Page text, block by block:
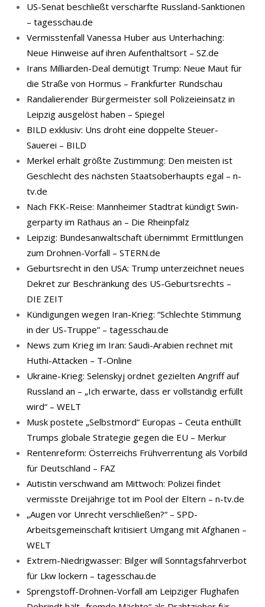
US-Senat beschließt verschärfte Russland-Sanktionen
– tagesschau.de
Vermisstenfall Vanessa Huber aus Unterhaching:
Neue Hinweise auf ihren Aufenthaltsort – SZ.de
Irans Milliarden-Deal demütigt Trump: Neue Maut für
die Straße von Hormus – Frankfurter Rundschau
Randalierender Bürgermeister soll Polizeieinsatz in
Leipzig ausgelöst haben – Spiegel
BILD exklusiv: Uns droht eine doppelte Steuer-
Sauerei – BILD
Merkel erhält größte Zustimmung: Den meisten ist
Geschlecht des nächsten Staatsoberhaupts egal – n-
tv.de
Nach FKK-​Reise: Mann­hei­mer Stadt­rat kün­digt Swin­
ger­par­ty im Rat­haus an – Die Rheinpfalz
Leipzig: Bundesanwaltschaft übernimmt Ermittlungen
zum Drohnen-Vorfall – STERN.de
Geburtsrecht in den USA: Trump unterzeichnet neues
Dekret zur Beschränkung des US-Geburtsrechts –
DIE ZEIT
Kündigungen wegen Iran-Krieg: “Schlechte Stimmung
in der US-Truppe” – tagesschau.de
News zum Krieg im Iran: Saudi-Arabien rechnet mit
Huthi-Attacken – T-Online
Ukraine-Krieg: Selenskyj ordnet gezielten Angriff auf
Russland an – „Ich erwarte, dass er vollständig erfüllt
wird“ – WELT
Musk postete „Selbstmord“ Europas – Ceuta enthüllt
Trumps globale Strategie gegen die EU – Merkur
Rentenreform: Österreichs Frühverrentung als Vorbild
für Deutschland – FAZ
Autistin verschwand am Mittwoch: Polizei findet
vermisste Dreijährige tot im Pool der Eltern – n-tv.de
„Augen vor Unrecht verschließen?“ – SPD-
Arbeitsgemeinschaft kritisiert Umgang mit Afghanen –
WELT
Extrem-Niedrigwasser: Bilger will Sonntagsfahrverbot
für Lkw lockern – tagesschau.de
Sprengstoff-Drohnen-Vorfall am Leipziger Flughafen